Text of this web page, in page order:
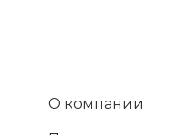
О компании